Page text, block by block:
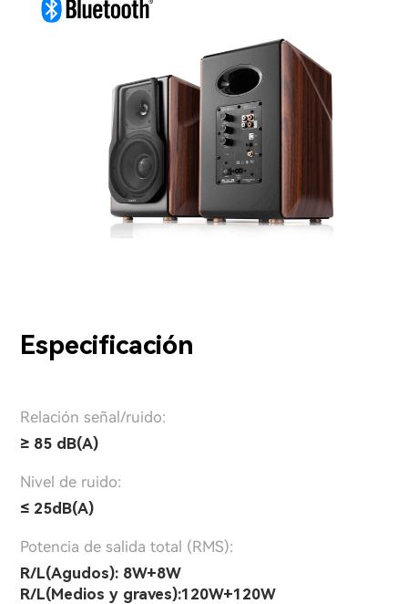
Especificación
Relación señal/ruido:
≥ 85 dB(A)
Nivel de ruido:
≤ 25dB(A)
Potencia de salida total (RMS):
R/L(Agudos): 8W+8W
R/L(Medios y graves):120W+120W